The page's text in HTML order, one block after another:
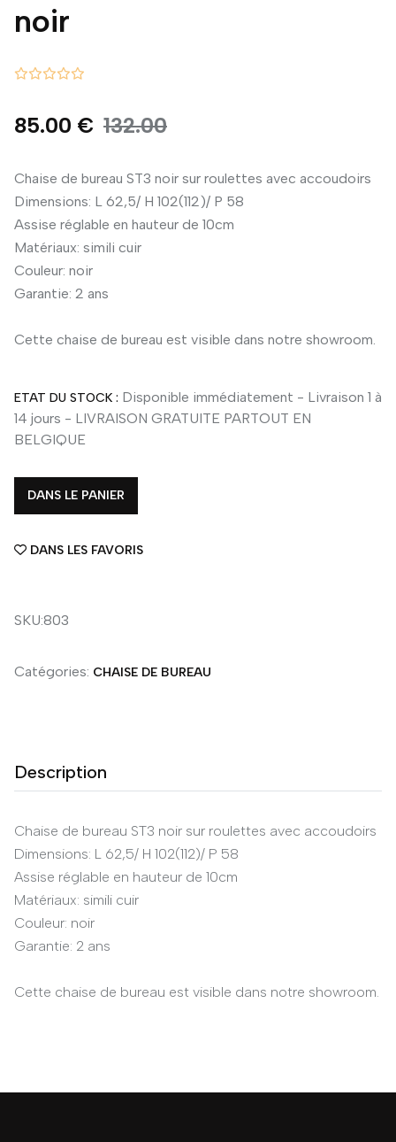
noir
85.00 € 132.00
Chaise de bureau ST3 noir sur roulettes avec accoudoirs
Dimensions: L 62,5/ H 102(112)/ P 58
Assise réglable en hauteur de 10cm
Matériaux: simili cuir
Couleur: noir
Garantie: 2 ans
Cette chaise de bureau est visible dans notre showroom.
ETAT DU STOCK : Disponible immédiatement - Livraison 1 à
14 jours - LIVRAISON GRATUITE PARTOUT EN
BELGIQUE
DANS LE PANIER
DANS LES FAVORIS
SKU:803
Catégories: CHAISE DE BUREAU
Description
Chaise de bureau ST3 noir sur roulettes avec accoudoirs
Dimensions: L 62,5/ H 102(112)/ P 58
Assise réglable en hauteur de 10cm
Matériaux: simili cuir
Couleur: noir
Garantie: 2 ans
Cette chaise de bureau est visible dans notre showroom.